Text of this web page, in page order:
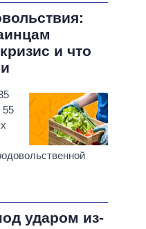
и что
55
ударом из-